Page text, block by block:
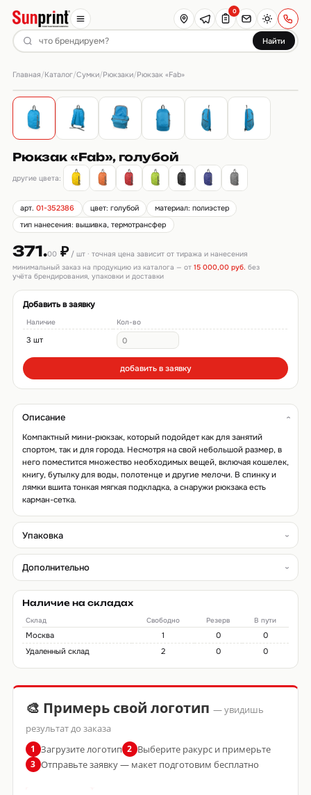
Найти
0
Главная/Каталог/Сумки/Рюкзаки/Рюкзак «Fab»
Рюкзак «Fab», голубой
другие цвета:
арт.01-352386 цвет: голубой
материал: полиэстер
тип нанесения: вышивка, термотрансфер
371.00₽/ шт · точная цена зависит от тиража и нанесения
минимальный заказ на продукцию из каталога — от 15 000,00 руб. без
учёта брендирования, упаковки и доставки
Добавить в заявку
Наличие Кол-во
3 шт
добавить в заявку
Описание
Компактный мини-рюкзак, который подойдет как для занятий
спортом, так и для города. Несмотря на свой небольшой размер, в
него поместится множество необходимых вещей, включая кошелек,
книгу, бутылку для воды, полотенце и другие мелочи. В спинку и
лямки вшита тонкая мягкая подкладка, а снаружи рюкзака есть
карман-сетка.
Упаковка
Дополнительно
Наличие на складах
Склад Свободно Резерв В пути
Москва 1 0
0
Удаленный склад
2 0 0
🎨 Примерь свой логотип — увидишь
результат до заказа
1 Загрузите логотип 2 Выберите ракурс и примерьте
3 Отправьте заявку — макет подготовим бесплатно